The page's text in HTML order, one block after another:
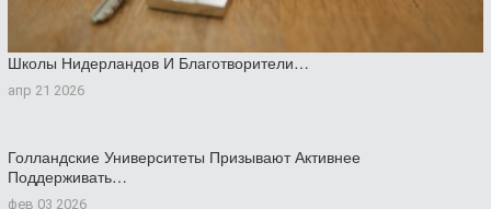
Школы Нидерландов И Благотворители…
апр 21 2026
Голландские Университеты Призывают Активнее
Поддерживать…
фев 03 2026